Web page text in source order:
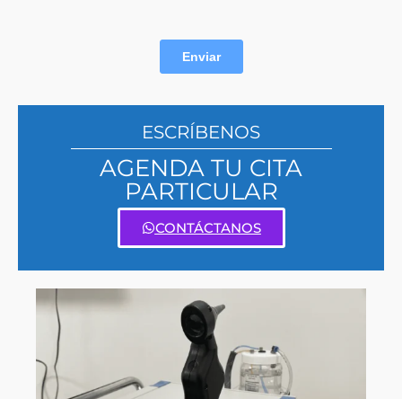
ESCRÍBENOS
AGENDA TU CITA
PARTICULAR
CONTÁCTANOS